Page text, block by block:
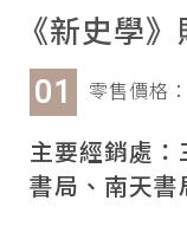
《新史學
零售價格
主要經銷處：
書局、南天書